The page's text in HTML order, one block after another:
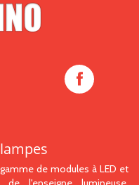
Oshino
de modules à LED et